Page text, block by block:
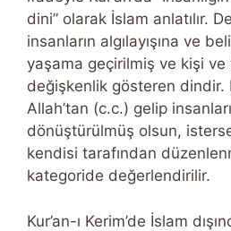
dini” olarak İslam anlatılır.
insanların algılayışına ve
yaşama geçirilmiş ve kişi
değişkenlik gösteren dindir.
Allah’tan (c.c.) gelip
dönüştürülmüş olsun,
kendisi tarafından
kategoride değerlendirilir.
Kur’an-ı Kerim’de İslam